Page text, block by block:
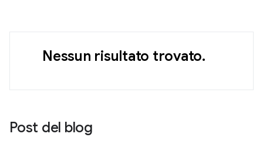
Nessun risultato trovato.
Post del blog